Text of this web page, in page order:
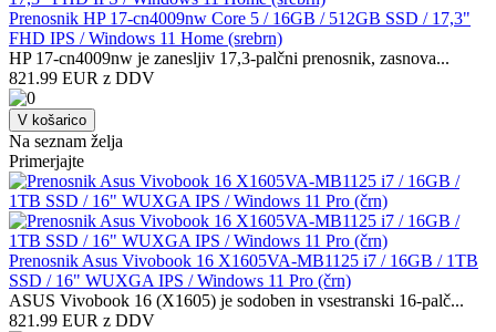
Prenosnik HP 17-cn4009nw Core 5 / 16GB / 512GB SSD / 17,3"
FHD IPS / Windows 11 Home (srebrn)
HP 17-cn4009nw je zanesljiv 17,3-palčni prenosnik, zasnova...
821.99 EUR z DDV
V košarico
Na seznam želja
Primerjajte
Prenosnik Asus Vivobook 16 X1605VA-MB1125 i7 / 16GB / 1TB
SSD / 16" WUXGA IPS / Windows 11 Pro (črn)
ASUS Vivobook 16 (X1605) je sodoben in vsestranski 16-palč...
821.99 EUR z DDV